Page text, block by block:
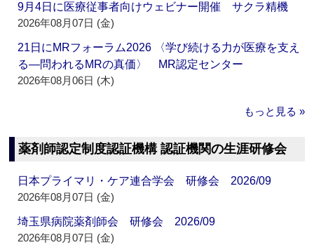
9月4日に医療従事者向けウェビナー開催 サクラ精機
2026年08月07日 (金)
21日にMRフォーラム2026 〈学び続ける力が医療を支え
る―問われるMRの真価〉 MR認定センター
2026年08月06日 (木)
もっと見る »
薬剤師認定制度認証機構 認証機関の生涯研修会
日本プライマリ・ケア連合学会 研修会 2026/09
2026年08月07日 (金)
埼玉県病院薬剤師会 研修会 2026/09
2026年08月07日 (金)